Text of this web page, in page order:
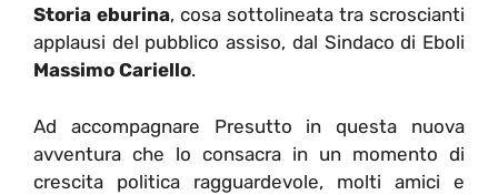
Storia eburina, cosa sottolineata tra scroscianti
applausi del pubblico assiso, dal Sindaco di Eboli
Massimo Cariello.
Ad accompagnare Presutto in questa nuova
avventura che lo consacra in un momento di
crescita politica ragguardevole, molti amici e